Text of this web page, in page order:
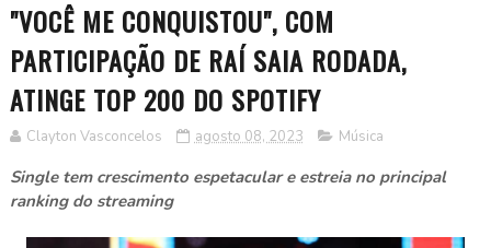
"VOCÊ ME CONQUISTOU", COM
PARTICIPAÇÃO DE RAÍ SAIA RODADA,
ATINGE TOP 200 DO SPOTIFY
Clayton Vasconcelos agosto 08, 2023 Música
Single tem crescimento espetacular e estreia no principal
ranking do streaming